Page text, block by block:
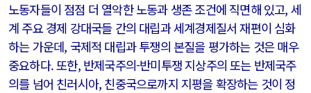
노동자들이 점점 더 열악한 노동과 생존 조건에 직면해 있고, 세
계 주요 경제 강대국들 간의 대립과 세계경제질서 재편이 심화
하는 가운데, 국제적 대립과 투쟁의 본질을 평가하는 것은 매우
중요하다. 또한, 반제국주의-반미투쟁 지상주의 또는 반제국주
의를 넘어 친러시아, 친중국으로까지 지평을 확장하는 것이 정